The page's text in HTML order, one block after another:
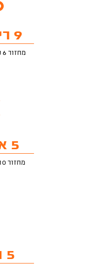
9 ריבאונדים
מחזור 6 נגד בני הרצליה בחוץ
5 אסיסטים
מחזור 10 נגד גליל עליון בבית
5 חטיפות